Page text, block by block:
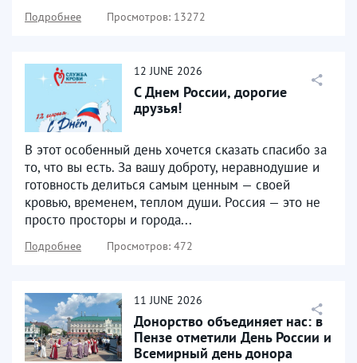
Подробнее Просмотров: 13272
12 JUNE 2026
С Днем России, дорогие
друзья!
В этот особенный день хочется сказать спасибо за
то, что вы есть. За вашу доброту, неравнодушие и
готовность делиться самым ценным — своей
кровью, временем, теплом души. Россия — это не
просто просторы и города...
Подробнее Просмотров: 472
11 JUNE 2026
Донорство объединяет нас: в
Пензе отметили День России и
Всемирный день донора